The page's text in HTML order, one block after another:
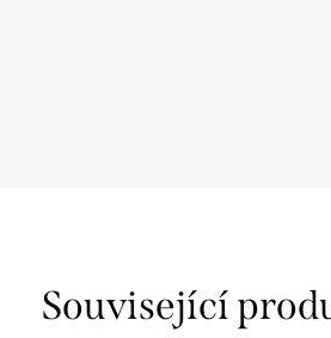
Související